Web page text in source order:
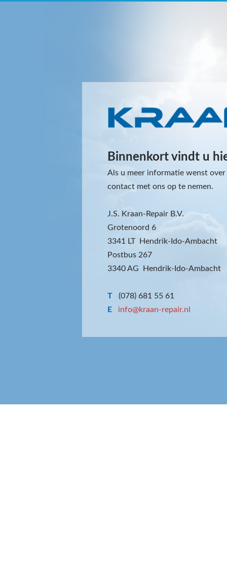
Binnenkort vindt u
Als u meer informatie wenst
contact met ons op te nemen.
J.S. Kraan-Repair B.V.
Grotenoord 6
3341 LT Hendrik-Ido-Ambacht
Postbus 267
3340 AG Hendrik-Ido-Ambacht
T
(078) 681 55 61
E
info@kraan-repair.nl